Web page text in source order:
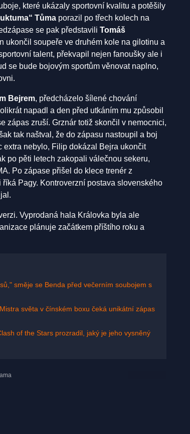
které ukázaly sportovní kvalitu a potěšily
Tůma porazil po třech kolech na
se pak představili Tomáš
ukončil soupeře ve druhém kole na gilotinu a
talent, překvapil nejen fanoušky ale i
se bude bojovým sportům věnovat naplno,
Bejrem, předcházelo šílené chování
napadl a den před utkáním mu způsobil
zápas zruší. Grznár totiž skončil v nemocnici,
tak naštval, že do zápasu nastoupil a boj
extra nebylo, Filip dokázal Bejra ukončit
po pěti letech zakopali válečnou sekeru,
Po zápase přišel do klece trenér z
Pagy. Kontroverzní postava slovenského
Vyprodaná hala Královka byla ale
plánuje začátkem příštího roku a
směje se Benda před večerním soubojem s
světa v čínském boxu čeká unikátní zápas
of the Stars prozradil, jaký je jeho vysněný